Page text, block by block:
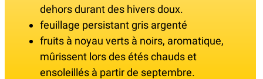
dehors durant des hivers doux.
feuillage persistant gris argenté
fruits à noyau verts à noirs, aromatique,
mûrissent lors des étés chauds et
ensoleillés à partir de septembre.